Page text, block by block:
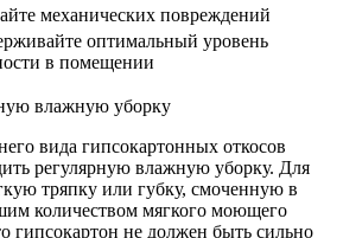
механических повреждений
оптимальный уровень
в помещении
влажную уборку
вида гипсокартонных откосов
регулярную влажную уборку. Для
тряпку или губку, смоченную в
количеством мягкого моющего
гипсокартон не должен быть сильно